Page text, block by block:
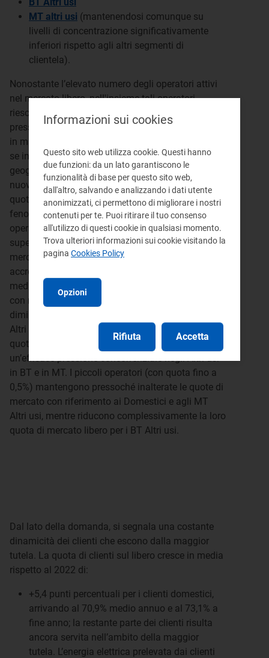
MT altri usi (mantenendosi comunque su
livelli di concentrazione significativamente
inferiori rispetto agli altri segmenti di
clientela).
Nonostante l’elevato numero degli operatori attivi
nel mercato libero, nell'insieme tali operatori
riescono solo parzialmente a esercitare un‘efficace
pressione concorrenziale sugli operatori maggiori,
in maniera stabile nel susseguirsi degli anni. Anche
se in media gli operatori stanno espandendo l’area
geografica di attività per tutte le tipologie di clienti, i
nuovi entranti nel mercato sono frammentati, con
quote di mercato in media esigue. Analizzando il
fenomeno nei diversi cluster dimensionali degli
operatori si rileva che i grandi operatori (con quote
superiori al 5%), diminuiscono la propria quota di
mercato libero per i Domestici, mentre la
accrescono peri gli Altri usi in BT e in MT. I gruppi
medio-grandi (con quote tra il 2% e il 5%) crescono
con riferimento ai Domestici (+0,9 p.p.) e
diminuiscono per i BT Altri Usi (-4,1 p.p.) e a MT
Altri Usi (-4,0p.p.). Gli operatori medio-piccoli (con
quota tra lo 0,5% e il 2%) riescono a esercitare
un’efficace pressione concorrenziale negli Altri usi
in BT e in MT. I piccoli operatori (con quota fino a
0,5%) mantengono pressoché inalterate le quote di
mercato con riferimento ai Domestici e agli MT
Altri usi, mentre riducono complessivamente la loro
quota di mercato libero per i BT Altri usi.
Dal lato della domanda, si segnala una costante
dinamicità dei clienti che escono dalla maggior
tutela. La quota di clienti sul libero cresce in media
rispetto al 2022 di:
+5,4 punti percentuali per i clienti domestici,
arrivando al 70,9% medio annuo e al 73,1% a
fine anno; la restante parte dei clienti risulta
ancora servita nell’ambito della maggior
tutela. L’energia elettrica prelevata dai clienti
Informazioni sui cookies
Questo sito web utilizza cookie. Questi hanno
due funzioni: da un lato garantiscono le
funzionalità di base per questo sito web,
dall'altro, salvando e analizzando i dati utente
anonimizzati, ci permettono di migliorare i nostri
contenuti per te. Puoi ritirare il tuo consenso
all'utilizzo di questi cookie in qualsiasi momento.
Trova ulteriori informazioni sui cookie visitando la
pagina Cookies Policy
Opzioni
Rifiuta Accetta